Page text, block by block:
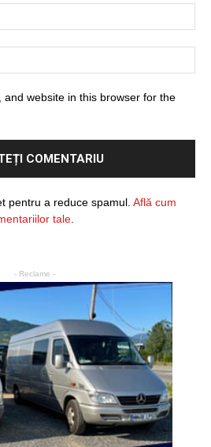
and website in this browser for the
pentru a reduce spamul. Află cum
tale
- Reclame -